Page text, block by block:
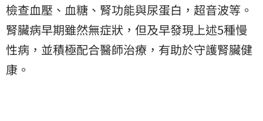
檢查血壓、血糖、腎功能與尿蛋白，超音波等。
腎臟病早期雖然無症狀，但及早發現上述5種慢
性病，並積極配合醫師治療，有助於守護腎臟健
康。